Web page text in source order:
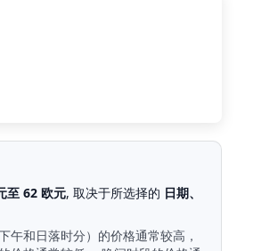
至 62 欧元, 取决于所选择的 日期、
午和日落时分）的价格通常较高，